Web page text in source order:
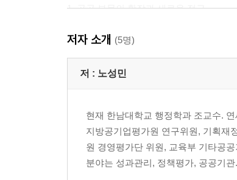
1. 공공 부문의 확장과 새로운 접근
제2절 공공 부문 성과관리 이론
1. 성과관리 이론
2. 공공 부문 성과관리
제3장 공공기관 관리 체계 비교 | 장석준
제1절 공공 부문 법령 체계
1. 공공 부문의 범위
2. 역대 정부 공공 부문 개혁
저자 소개 (5명)
저 : 노성민
현재 한남대학교 행정학과 조교수.
지방공기업평가원 연구위원, 기획재
원 경영평가단 위원, 교육부 기타공
분야는 성과관리, 정책평가, 공공기관.